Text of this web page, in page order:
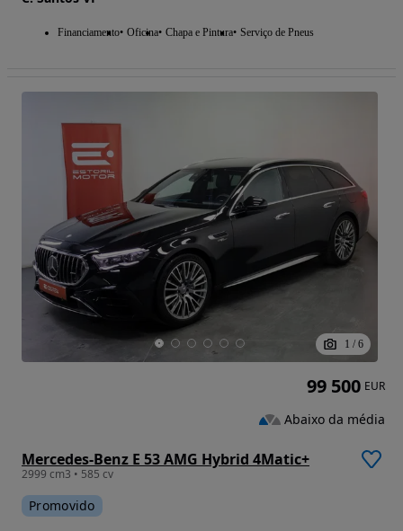
Financiamento Oficina Chapa e Pintura Serviço de Pneus
1 / 6
Mercedes-Benz E 53 AMG Hybrid 4Matic+
2999 cm3 • 585 cv
Promovido
99 500 EUR
Abaixo da média